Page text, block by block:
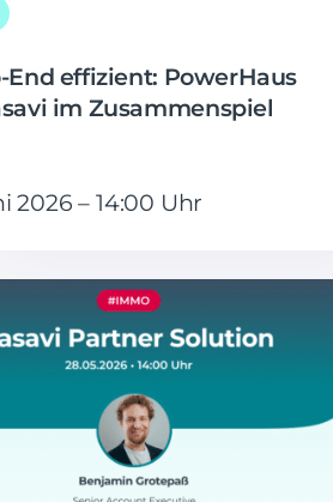
End effizient: PowerHaus
im Zusammenspiel
2026 – 14:00 Uhr